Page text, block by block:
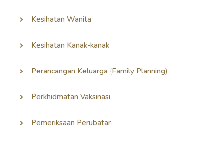
Kesihatan Wanita
Kesihatan Kanak-kanak
Perancangan Keluarga (Family Planning)
Perkhidmatan Vaksinasi
Pemeriksaan Perubatan